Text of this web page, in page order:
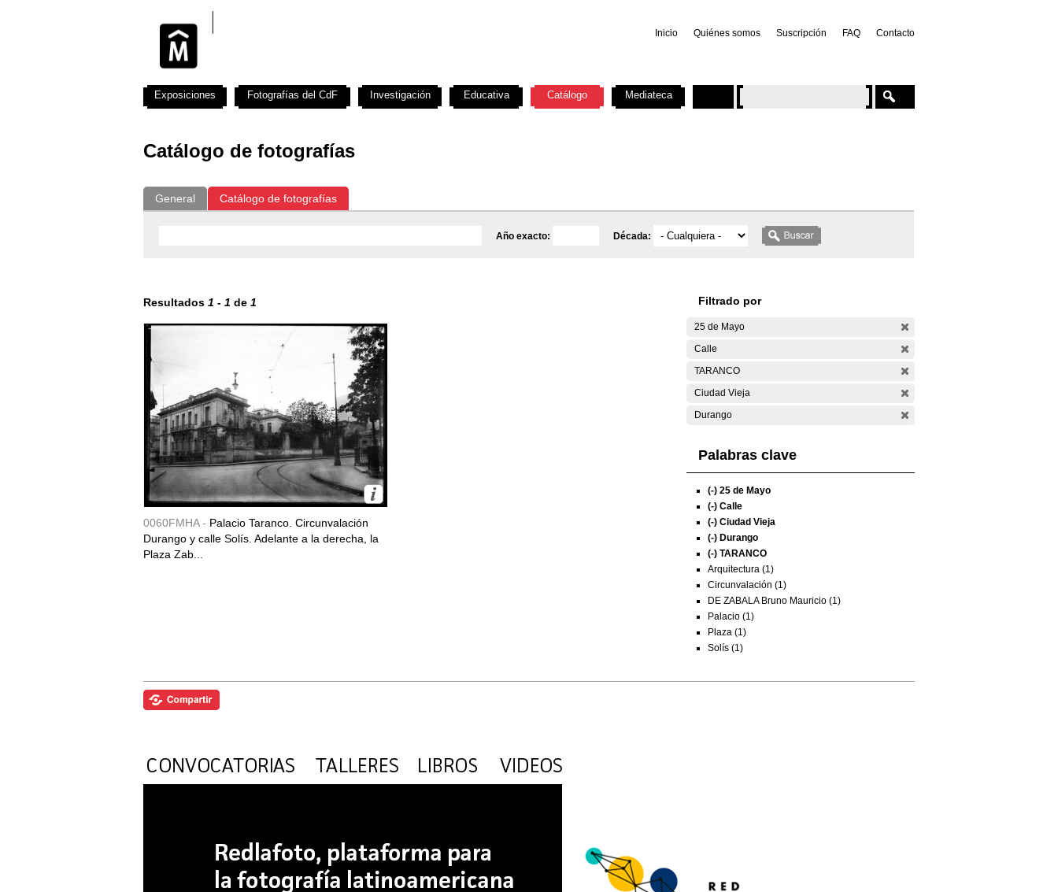
Inicio Quiénes somos Suscripción FAQ Contacto
Catálogo de fotografías
General Catálogo de fotografías
Año exacto: Década:
Resultados 1 - 1 de 1
0060FMHA - Palacio Taranco. Circunvalación
Durango y calle Solís. Adelante a la derecha, la
Plaza Zab...
Filtrado por
25 de Mayo
Calle
TARANCO
Ciudad Vieja
Durango
Palabras clave
(-) 25 de Mayo
(-) Calle
(-) Ciudad Vieja
(-) Durango
(-) TARANCO
Arquitectura (1)
Circunvalación (1)
DE ZABALA Bruno Mauricio (1)
Palacio (1)
Plaza (1)
Solís (1)
Exposiciones Fotografías del CdF Investigación Educativa Catálogo Mediateca